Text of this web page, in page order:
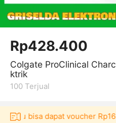
Rp428.400
Colgate ProClinical
ktrik
100 Terjual
bisa dapat voucher